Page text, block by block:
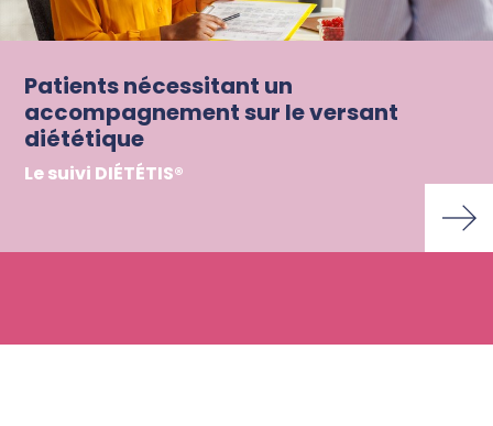
Patients nécessitant un
accompagnement sur le versant
diététique
Le suivi DIÉTÉTIS®